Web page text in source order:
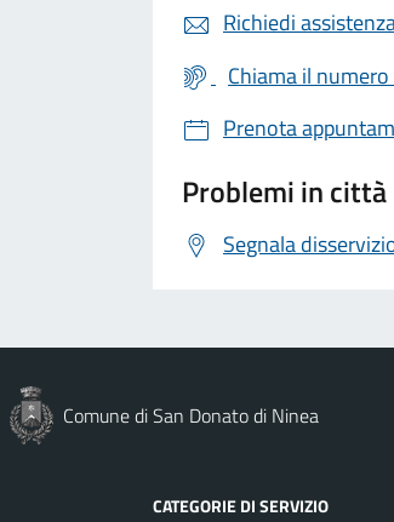
Richiedi
Chiama il
Prenota
Problemi in città
Segnala
Comune di San Donato di Ninea
CATEGORIE DI SERVIZIO